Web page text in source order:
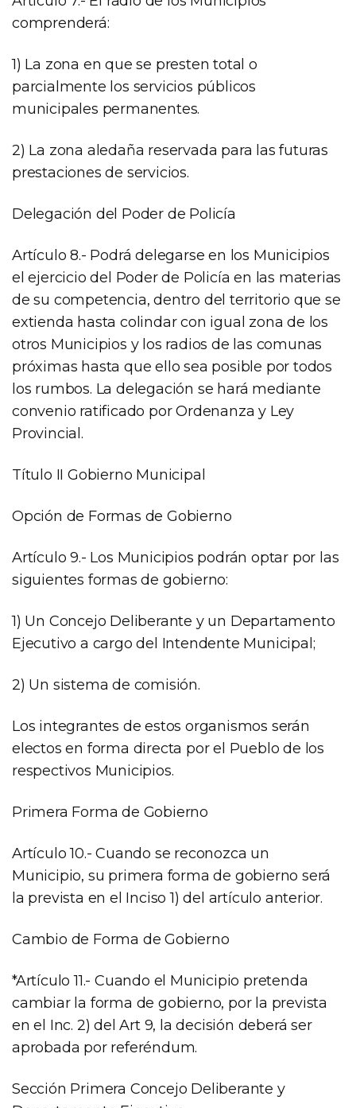
comprenderá:
1) La zona en que se presten total o
parcialmente los servicios públicos
municipales permanentes.
2) La zona aledaña reservada para las futuras
prestaciones de servicios.
Delegación del Poder de Policía
Artículo 8.- Podrá delegarse en los Municipios
el ejercicio del Poder de Policía en las materias
de su competencia, dentro del territorio que se
extienda hasta colindar con igual zona de los
otros Municipios y los radios de las comunas
próximas hasta que ello sea posible por todos
los rumbos. La delegación se hará mediante
convenio ratificado por Ordenanza y Ley
Provincial.
Título II Gobierno Municipal
Opción de Formas de Gobierno
Artículo 9.- Los Municipios podrán optar por las
siguientes formas de gobierno:
1) Un Concejo Deliberante y un Departamento
Ejecutivo a cargo del Intendente Municipal;
2) Un sistema de comisión.
Los integrantes de estos organismos serán
electos en forma directa por el Pueblo de los
respectivos Municipios.
Primera Forma de Gobierno
Artículo 10.- Cuando se reconozca un
Municipio, su primera forma de gobierno será
la prevista en el Inciso 1) del artículo anterior.
Cambio de Forma de Gobierno
*Artículo 11.- Cuando el Municipio pretenda
cambiar la forma de gobierno, por la prevista
en el Inc. 2) del Art 9, la decisión deberá ser
aprobada por referéndum.
Sección Primera Concejo Deliberante y